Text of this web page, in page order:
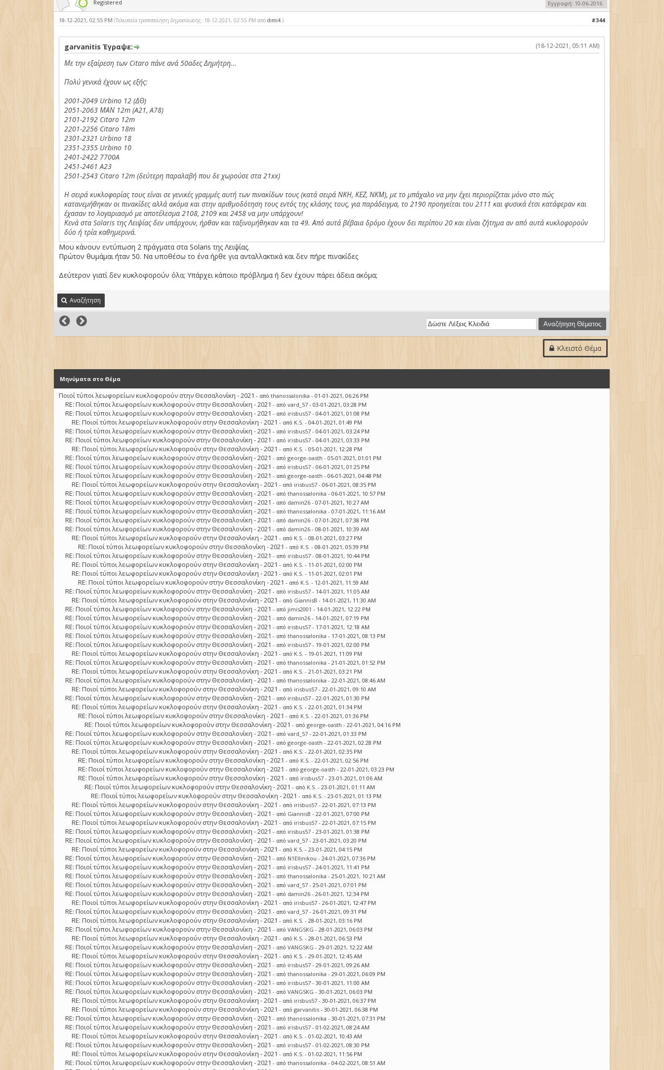
Registered
Εγγραφή: 10-06-2016
#344
18-12-2021, 02:55 PM(Τελευταία τροποποίηση δημοσίευσης: 18-12-2021, 02:55 PM απόdimi4.)
(18-12-2021, 05:11 AM)
garvanitis Έγραψε:
Με την εξαίρεση των Citaro πάνε ανά 50αδες Δημήτρη...
Πολύ γενικά έχουν ως εξής:
2001-2049 Urbino 12 (ΔΘ)
2051-2063 ΜΑΝ 12m (A21, A78)
2101-2192 Citaro 12m
2201-2256 Citaro 18m
2301-2321 Urbino 18
2351-2355 Urbino 10
2401-2422 7700A
2451-2461 A23
2501-2543 Citaro 12m (δεύτερη παραλαβή που δε χωρούσε στα 21xx)
Η σειρά κυκλοφορίας τους είναι σε γενικές γραμμές αυτή των πινακίδων τους (κατά σειρά ΝΚΗ, ΚΕΖ, ΝΚΜ), με το μπάχαλο να μην έχει περιορίζεται μόνο στο πώς
κατανεμήθηκαν οι πινακίδες αλλά ακόμα και στην αριθμοδότηση τους εντός της κλάσης τους, για παράδειγμα, το 2190 προηγείται του 2111 και φυσικά έτσι κατάφεραν και
έχασαν το λογαριασμό με αποτέλεσμα 2108, 2109 και 2458 να μην υπάρχουν!
Κενά στα Solaris της Λειψίας δεν υπάρχουν, ήρθαν και ταξινομήθηκαν και τα 49. Από αυτά βέβαια δρόμο έχουν δει περίπου 20 και είναι ζήτημα αν από αυτά κυκλοφορούν
δύο ή τρία καθημερινά.
Μου κάνουν εντύπωση 2 πράγματα στα Solaris της Λειψίας.
Πρώτον θυμάμαι ήταν 50. Να υποθέσω το ένα ήρθε για ανταλλακτικά και δεν πήρε πινακίδες
Δεύτερον γιατί δεν κυκλοφορούν όλα; Υπάρχει κάποιο πρόβλημα ή δεν έχουν πάρει άδεια ακόμα;
Αναζήτηση
Κλειστό Θέμα
Μηνύματα στο Θέμα
Ποιοί τύποι λεωφορείων κυκλοφορούν στην Θεσσαλονίκη - 2021 - απόthanossalonika - 01-01-2021, 06:26 PM
RE: Ποιοί τύποι λεωφορείων κυκλοφορούν στην Θεσσαλονίκη - 2021 - απόvard_57 - 03-01-2021, 03:28 PM
RE: Ποιοί τύποι λεωφορείων κυκλοφορούν στην Θεσσαλονίκη - 2021 - από irisbus57 - 04-01-2021, 01:08 PM
RE: Ποιοί τύποι λεωφορείων κυκλοφορούν στην Θεσσαλονίκη - 2021 - από K.S. - 04-01-2021, 01:49 PM
RE: Ποιοί τύποι λεωφορείων κυκλοφορούν στην Θεσσαλονίκη - 2021 - από irisbus57 - 04-01-2021, 03:24 PM
RE: Ποιοί τύποι λεωφορείων κυκλοφορούν στην Θεσσαλονίκη - 2021 - από irisbus57 - 04-01-2021, 03:33 PM
RE: Ποιοί τύποι λεωφορείων κυκλοφορούν στην Θεσσαλονίκη - 2021 - από K.S. - 05-01-2021, 12:28 PM
RE: Ποιοί τύποι λεωφορείων κυκλοφορούν στην Θεσσαλονίκη - 2021 - απόgeorge-oasth - 05-01-2021, 01:01 PM
RE: Ποιοί τύποι λεωφορείων κυκλοφορούν στην Θεσσαλονίκη - 2021 - από irisbus57 - 06-01-2021, 01:25 PM
RE: Ποιοί τύποι λεωφορείων κυκλοφορούν στην Θεσσαλονίκη - 2021 - απόgeorge-oasth - 06-01-2021, 04:48 PM
RE: Ποιοί τύποι λεωφορείων κυκλοφορούν στην Θεσσαλονίκη - 2021 - από irisbus57 - 06-01-2021, 08:35 PM
RE: Ποιοί τύποι λεωφορείων κυκλοφορούν στην Θεσσαλονίκη - 2021 - απόthanossalonika - 06-01-2021, 10:57 PM
RE: Ποιοί τύποι λεωφορείων κυκλοφορούν στην Θεσσαλονίκη - 2021 - από damin26 - 07-01-2021, 10:27 AM
RE: Ποιοί τύποι λεωφορείων κυκλοφορούν στην Θεσσαλονίκη - 2021 - απόthanossalonika - 07-01-2021, 11:16 AM
RE: Ποιοί τύποι λεωφορείων κυκλοφορούν στην Θεσσαλονίκη - 2021 - από damin26 - 07-01-2021, 07:38 PM
RE: Ποιοί τύποι λεωφορείων κυκλοφορούν στην Θεσσαλονίκη - 2021 - από damin26 - 08-01-2021, 10:39 AM
RE: Ποιοί τύποι λεωφορείων κυκλοφορούν στην Θεσσαλονίκη - 2021 - από K.S. - 08-01-2021, 03:27 PM
RE: Ποιοί τύποι λεωφορείων κυκλοφορούν στην Θεσσαλονίκη - 2021 - από K.S. - 08-01-2021, 05:39 PM
RE: Ποιοί τύποι λεωφορείων κυκλοφορούν στην Θεσσαλονίκη - 2021 - από irisbus57 - 08-01-2021, 10:44 PM
RE: Ποιοί τύποι λεωφορείων κυκλοφορούν στην Θεσσαλονίκη - 2021 - από K.S. - 11-01-2021, 02:00 PM
RE: Ποιοί τύποι λεωφορείων κυκλοφορούν στην Θεσσαλονίκη - 2021 - από K.S. - 11-01-2021, 02:01 PM
RE: Ποιοί τύποι λεωφορείων κυκλοφορούν στην Θεσσαλονίκη - 2021 - από K.S. - 12-01-2021, 11:59 AM
RE: Ποιοί τύποι λεωφορείων κυκλοφορούν στην Θεσσαλονίκη - 2021 - από irisbus57 - 14-01-2021, 11:05 AM
RE: Ποιοί τύποι λεωφορείων κυκλοφορούν στην Θεσσαλονίκη - 2021 - από GiannisB - 14-01-2021, 11:30 AM
RE: Ποιοί τύποι λεωφορείων κυκλοφορούν στην Θεσσαλονίκη - 2021 - από jimis2001 - 14-01-2021, 12:22 PM
RE: Ποιοί τύποι λεωφορείων κυκλοφορούν στην Θεσσαλονίκη - 2021 - από damin26 - 14-01-2021, 07:19 PM
RE: Ποιοί τύποι λεωφορείων κυκλοφορούν στην Θεσσαλονίκη - 2021 - από irisbus57 - 17-01-2021, 12:18 AM
RE: Ποιοί τύποι λεωφορείων κυκλοφορούν στην Θεσσαλονίκη - 2021 - απόthanossalonika - 17-01-2021, 08:13 PM
RE: Ποιοί τύποι λεωφορείων κυκλοφορούν στην Θεσσαλονίκη - 2021 - από irisbus57 - 19-01-2021, 02:00 PM
RE: Ποιοί τύποι λεωφορείων κυκλοφορούν στην Θεσσαλονίκη - 2021 - από K.S. - 19-01-2021, 11:09 PM
RE: Ποιοί τύποι λεωφορείων κυκλοφορούν στην Θεσσαλονίκη - 2021 - απόthanossalonika - 21-01-2021, 01:52 PM
RE: Ποιοί τύποι λεωφορείων κυκλοφορούν στην Θεσσαλονίκη - 2021 - από K.S. - 21-01-2021, 03:21 PM
RE: Ποιοί τύποι λεωφορείων κυκλοφορούν στην Θεσσαλονίκη - 2021 - απόthanossalonika - 22-01-2021, 08:46 AM
RE: Ποιοί τύποι λεωφορείων κυκλοφορούν στην Θεσσαλονίκη - 2021 - από irisbus57 - 22-01-2021, 09:10 AM
RE: Ποιοί τύποι λεωφορείων κυκλοφορούν στην Θεσσαλονίκη - 2021 - από irisbus57 - 22-01-2021, 01:30 PM
RE: Ποιοί τύποι λεωφορείων κυκλοφορούν στην Θεσσαλονίκη - 2021 - από K.S. - 22-01-2021, 01:34 PM
RE: Ποιοί τύποι λεωφορείων κυκλοφορούν στην Θεσσαλονίκη - 2021 - από K.S. - 22-01-2021, 01:36 PM
RE: Ποιοί τύποι λεωφορείων κυκλοφορούν στην Θεσσαλονίκη - 2021 - απόgeorge-oasth - 22-01-2021, 04:16 PM
RE: Ποιοί τύποι λεωφορείων κυκλοφορούν στην Θεσσαλονίκη - 2021 - απόvard_57 - 22-01-2021, 01:33 PM
RE: Ποιοί τύποι λεωφορείων κυκλοφορούν στην Θεσσαλονίκη - 2021 - απόgeorge-oasth - 22-01-2021, 02:28 PM
RE: Ποιοί τύποι λεωφορείων κυκλοφορούν στην Θεσσαλονίκη - 2021 - από K.S. - 22-01-2021, 02:35 PM
RE: Ποιοί τύποι λεωφορείων κυκλοφορούν στην Θεσσαλονίκη - 2021 - από K.S. - 22-01-2021, 02:56 PM
RE: Ποιοί τύποι λεωφορείων κυκλοφορούν στην Θεσσαλονίκη - 2021 - απόgeorge-oasth - 22-01-2021, 03:23 PM
RE: Ποιοί τύποι λεωφορείων κυκλοφορούν στην Θεσσαλονίκη - 2021 - από irisbus57 - 23-01-2021, 01:06 AM
RE: Ποιοί τύποι λεωφορείων κυκλοφορούν στην Θεσσαλονίκη - 2021 - από K.S. - 23-01-2021, 01:11 AM
RE: Ποιοί τύποι λεωφορείων κυκλοφορούν στην Θεσσαλονίκη - 2021 - από K.S. - 23-01-2021, 01:13 PM
RE: Ποιοί τύποι λεωφορείων κυκλοφορούν στην Θεσσαλονίκη - 2021 - από irisbus57 - 22-01-2021, 07:13 PM
RE: Ποιοί τύποι λεωφορείων κυκλοφορούν στην Θεσσαλονίκη - 2021 - από GiannisB - 22-01-2021, 07:00 PM
RE: Ποιοί τύποι λεωφορείων κυκλοφορούν στην Θεσσαλονίκη - 2021 - από irisbus57 - 22-01-2021, 07:15 PM
RE: Ποιοί τύποι λεωφορείων κυκλοφορούν στην Θεσσαλονίκη - 2021 - από irisbus57 - 23-01-2021, 01:38 PM
RE: Ποιοί τύποι λεωφορείων κυκλοφορούν στην Θεσσαλονίκη - 2021 - απόvard_57 - 23-01-2021, 03:20 PM
RE: Ποιοί τύποι λεωφορείων κυκλοφορούν στην Θεσσαλονίκη - 2021 - από K.S. - 23-01-2021, 04:15 PM
RE: Ποιοί τύποι λεωφορείων κυκλοφορούν στην Θεσσαλονίκη - 2021 - από N1Ellinikou - 24-01-2021, 07:36 PM
RE: Ποιοί τύποι λεωφορείων κυκλοφορούν στην Θεσσαλονίκη - 2021 - από irisbus57 - 24-01-2021, 11:41 PM
RE: Ποιοί τύποι λεωφορείων κυκλοφορούν στην Θεσσαλονίκη - 2021 - απόthanossalonika - 25-01-2021, 10:21 AM
RE: Ποιοί τύποι λεωφορείων κυκλοφορούν στην Θεσσαλονίκη - 2021 - απόvard_57 - 25-01-2021, 07:01 PM
RE: Ποιοί τύποι λεωφορείων κυκλοφορούν στην Θεσσαλονίκη - 2021 - από damin26 - 26-01-2021, 12:34 PM
RE: Ποιοί τύποι λεωφορείων κυκλοφορούν στην Θεσσαλονίκη - 2021 - από irisbus57 - 26-01-2021, 12:47 PM
RE: Ποιοί τύποι λεωφορείων κυκλοφορούν στην Θεσσαλονίκη - 2021 - απόvard_57 - 26-01-2021, 09:31 PM
RE: Ποιοί τύποι λεωφορείων κυκλοφορούν στην Θεσσαλονίκη - 2021 - από K.S. - 28-01-2021, 03:16 PM
RE: Ποιοί τύποι λεωφορείων κυκλοφορούν στην Θεσσαλονίκη - 2021 - απόVANGSKG - 28-01-2021, 06:03 PM
RE: Ποιοί τύποι λεωφορείων κυκλοφορούν στην Θεσσαλονίκη - 2021 - από K.S. - 28-01-2021, 06:53 PM
RE: Ποιοί τύποι λεωφορείων κυκλοφορούν στην Θεσσαλονίκη - 2021 - απόVANGSKG - 29-01-2021, 12:22 AM
RE: Ποιοί τύποι λεωφορείων κυκλοφορούν στην Θεσσαλονίκη - 2021 - από K.S. - 29-01-2021, 12:45 AM
RE: Ποιοί τύποι λεωφορείων κυκλοφορούν στην Θεσσαλονίκη - 2021 - από irisbus57 - 29-01-2021, 09:26 AM
RE: Ποιοί τύποι λεωφορείων κυκλοφορούν στην Θεσσαλονίκη - 2021 - απόthanossalonika - 29-01-2021, 06:09 PM
RE: Ποιοί τύποι λεωφορείων κυκλοφορούν στην Θεσσαλονίκη - 2021 - από irisbus57 - 30-01-2021, 11:00 AM
RE: Ποιοί τύποι λεωφορείων κυκλοφορούν στην Θεσσαλονίκη - 2021 - απόVANGSKG - 30-01-2021, 06:03 PM
RE: Ποιοί τύποι λεωφορείων κυκλοφορούν στην Θεσσαλονίκη - 2021 - από irisbus57 - 30-01-2021, 06:37 PM
RE: Ποιοί τύποι λεωφορείων κυκλοφορούν στην Θεσσαλονίκη - 2021 - απόgarvanitis - 30-01-2021, 06:38 PM
RE: Ποιοί τύποι λεωφορείων κυκλοφορούν στην Θεσσαλονίκη - 2021 - απόthanossalonika - 30-01-2021, 07:31 PM
RE: Ποιοί τύποι λεωφορείων κυκλοφορούν στην Θεσσαλονίκη - 2021 - από irisbus57 - 01-02-2021, 08:24 AM
RE: Ποιοί τύποι λεωφορείων κυκλοφορούν στην Θεσσαλονίκη - 2021 - από K.S. - 01-02-2021, 10:43 AM
RE: Ποιοί τύποι λεωφορείων κυκλοφορούν στην Θεσσαλονίκη - 2021 - από irisbus57 - 01-02-2021, 08:30 PM
RE: Ποιοί τύποι λεωφορείων κυκλοφορούν στην Θεσσαλονίκη - 2021 - από K.S. - 01-02-2021, 11:56 PM
RE: Ποιοί τύποι λεωφορείων κυκλοφορούν στην Θεσσαλονίκη - 2021 - απόthanossalonika - 04-02-2021, 08:51 AM